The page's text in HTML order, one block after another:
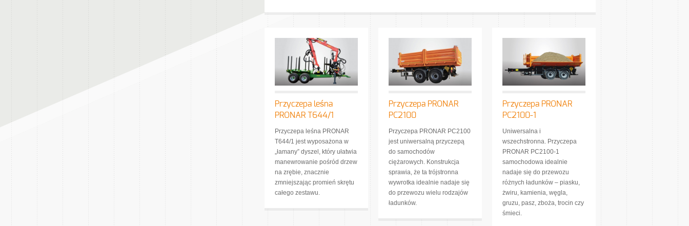
Przyczepa leśna
PRONAR T644/1
Przyczepa leśna PRONAR
T644/1 jest wyposażona w
„łamany” dyszel, który ułatwia
manewrowanie pośród drzew
na zrębie, znacznie
zmniejszając promień skrętu
całego zestawu.
Przyczepa PRONAR
PC2100
Przyczepa PRONAR PC2100
jest uniwersalną przyczepą
do samochodów
ciężarowych. Konstrukcja
sprawia, że ta trójstronna
wywrotka idealnie nadaje się
do przewozu wielu rodzajów
ładunków.
Przyczepa PRONAR
PC2100-1
Uniwersalna i
wszechstronna. Przyczepa
PRONAR PC2100-1
samochodowa idealnie
nadaje się do przewozu
różnych ładunków – piasku,
żwiru, kamienia, węgla,
gruzu, pasz, zboża, trocin czy
śmieci.